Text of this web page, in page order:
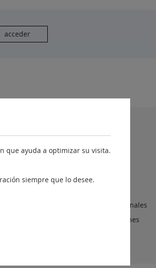
acceder
Accesibilidad
Mapa web
Protección de Datos Personales
Sugerencias y reclamaciones
que ayuda a optimizar su visita.
siempre que lo desee.